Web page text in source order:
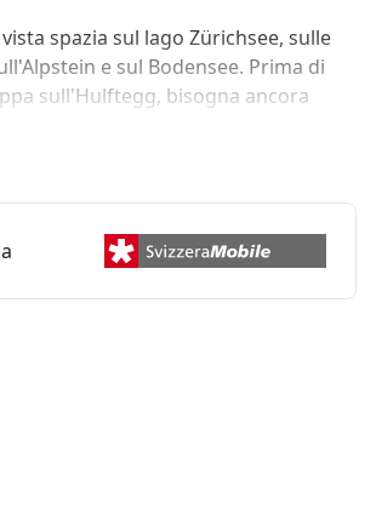
spazia sul lago Zürichsee, sulle
e sul Bodensee. Prima di
sull'Hulftegg, bisogna ancora
dello Schnebelhorn, la montagna
Zurigo (1292 m s.l.m.).